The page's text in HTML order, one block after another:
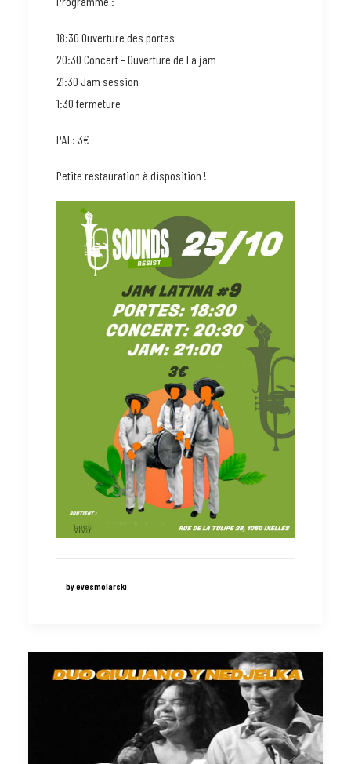
18:30 Ouverture des portes
20:30 Concert – Ouverture de La jam
21:30 Jam session
1:30 fermeture
PAF: 3€
Petite restauration à disposition !
by evesmolarski